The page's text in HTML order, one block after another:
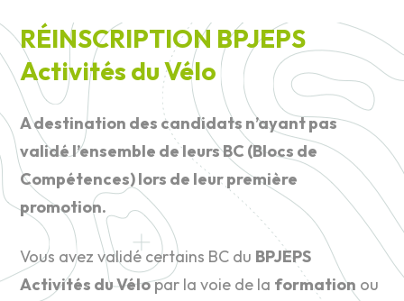
RÉINSCRIPTION BPJEPS
Activités du Vélo
A destination des candidats n’ayant pas
validé l’ensemble de leurs BC (Blocs de
Compétences) lors de leur première
promotion.
Vous avez validé certains BC du BPJEPS
Activités du Vélopar la voie de la formation ou